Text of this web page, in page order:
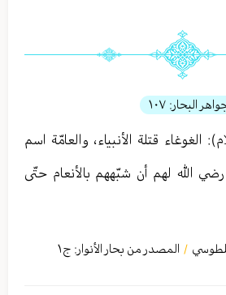
البحار: ١٠٧
الغوغاء قتلة الأنبياء، والعامّة اسم
الله لهم أن شبّههم بالأنعام حتّى
/ المصدر من بحار الأنوار: ج١